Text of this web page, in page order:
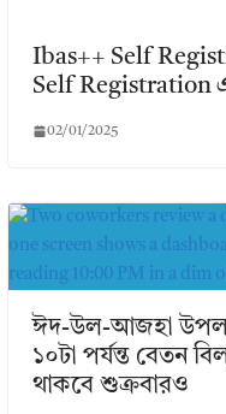
Ibas++ Self
Self Registration
02/01/2025
ঈদ-উল-আজহা
১০টা পর্যন্ত বেতন
থাকবে শুক্রবারও